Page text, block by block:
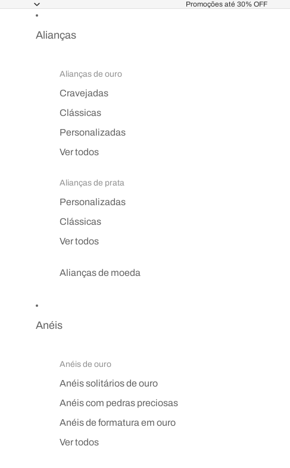
Promoções até 30% OFF
Alianças
Alianças de ouro
Cravejadas
Clássicas
Personalizadas
Ver todos
Alianças de prata
Personalizadas
Clássicas
Ver todos
Alianças de moeda
Anéis
Anéis de ouro
Anéis solitários de ouro
Anéis com pedras preciosas
Anéis de formatura em ouro
Ver todos